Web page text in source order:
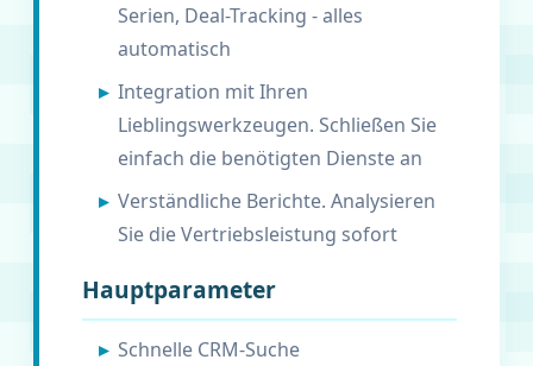
Serien, Deal-Tracking - alles
automatisch
Integration mit Ihren
Lieblingswerkzeugen. Schließen Sie
einfach die benötigten Dienste an
Verständliche Berichte. Analysieren
Sie die Vertriebsleistung sofort
Hauptparameter
Schnelle CRM-Suche